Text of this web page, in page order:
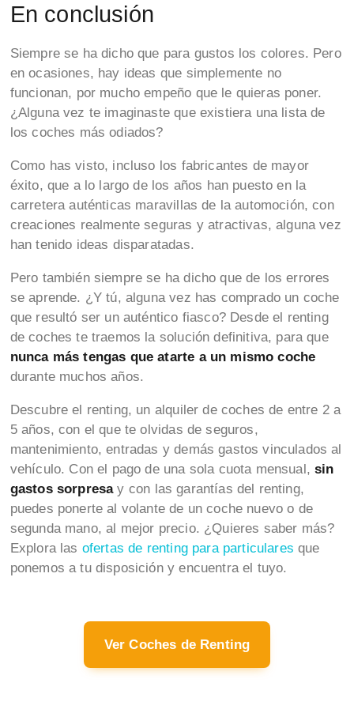
En conclusión
Siempre se ha dicho que para gustos los colores. Pero
en ocasiones, hay ideas que simplemente no
funcionan, por mucho empeño que le quieras poner.
¿Alguna vez te imaginaste que existiera una lista de
los coches más odiados?
Como has visto, incluso los fabricantes de mayor
éxito, que a lo largo de los años han puesto en la
carretera auténticas maravillas de la automoción, con
creaciones realmente seguras y atractivas, alguna vez
han tenido ideas disparatadas.
Pero también siempre se ha dicho que de los errores
se aprende. ¿Y tú, alguna vez has comprado un coche
que resultó ser un auténtico fiasco? Desde el renting
de coches te traemos la solución definitiva, para que
nunca más tengas que atarte a un mismo coche
durante muchos años.
Descubre el renting, un alquiler de coches de entre 2 a
5 años, con el que te olvidas de seguros,
mantenimiento, entradas y demás gastos vinculados al
vehículo. Con el pago de una sola cuota mensual, sin
gastos sorpresay con las garantías del renting,
puedes ponerte al volante de un coche nuevo o de
segunda mano, al mejor precio. ¿Quieres saber más?
Explora las ofertas de renting para particulares que
ponemos a tu disposición y encuentra el tuyo.
Ver Coches de Renting